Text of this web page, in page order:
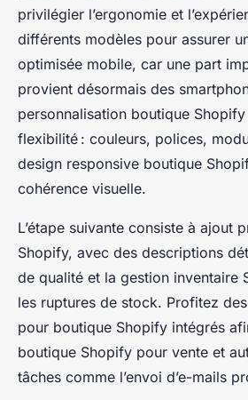
privilégier l’ergonomie et
différents modèles pour assurer
optimisée mobile, car une part
provient désormais des
personnalisation boutique
flexibilité : couleurs, polices,
design responsive boutique
cohérence visuelle.
L’étape suivante consiste à ajout
Shopify, avec des descriptions
de qualité et la gestion inventaire
les ruptures de stock. Profitez
pour boutique Shopify intégrés
boutique Shopify pour vente et
tâches comme l’envoi d’e-mails